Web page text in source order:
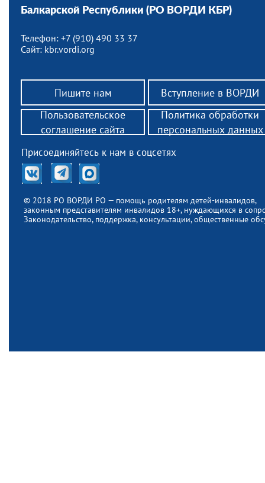
Ревизор РО
Осуществляет
операций
Балкарской Республики (РО ВОРДИ КБР)
Телефон: +7 (910) 490 33 37
Сайт: kbr.vordi.org
Пишите нам Вступление в ВОРДИ
© 2018 РО ВОРДИ РО — помощь родителям детей-инвалидов,
законным представителям инвалидов 18+, нуждающихся в
Законодательство, поддержка, консультации, общественные
Присоединяйтесь к нам в соцсетях
Пользовательское
соглашение сайта
Политика обработки
персональных данных